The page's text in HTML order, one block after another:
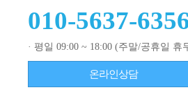
010-5637-
· 평일 09:00 ~ 18:00 (주말/공휴일 휴
온라인상담